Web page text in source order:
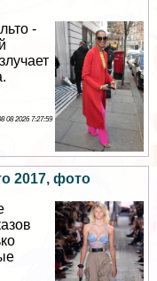
-
08 2026 7:27:59
2017, фото